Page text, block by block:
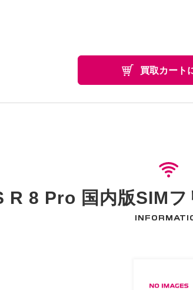
買取カート
R 8 Pro 国内版SIM